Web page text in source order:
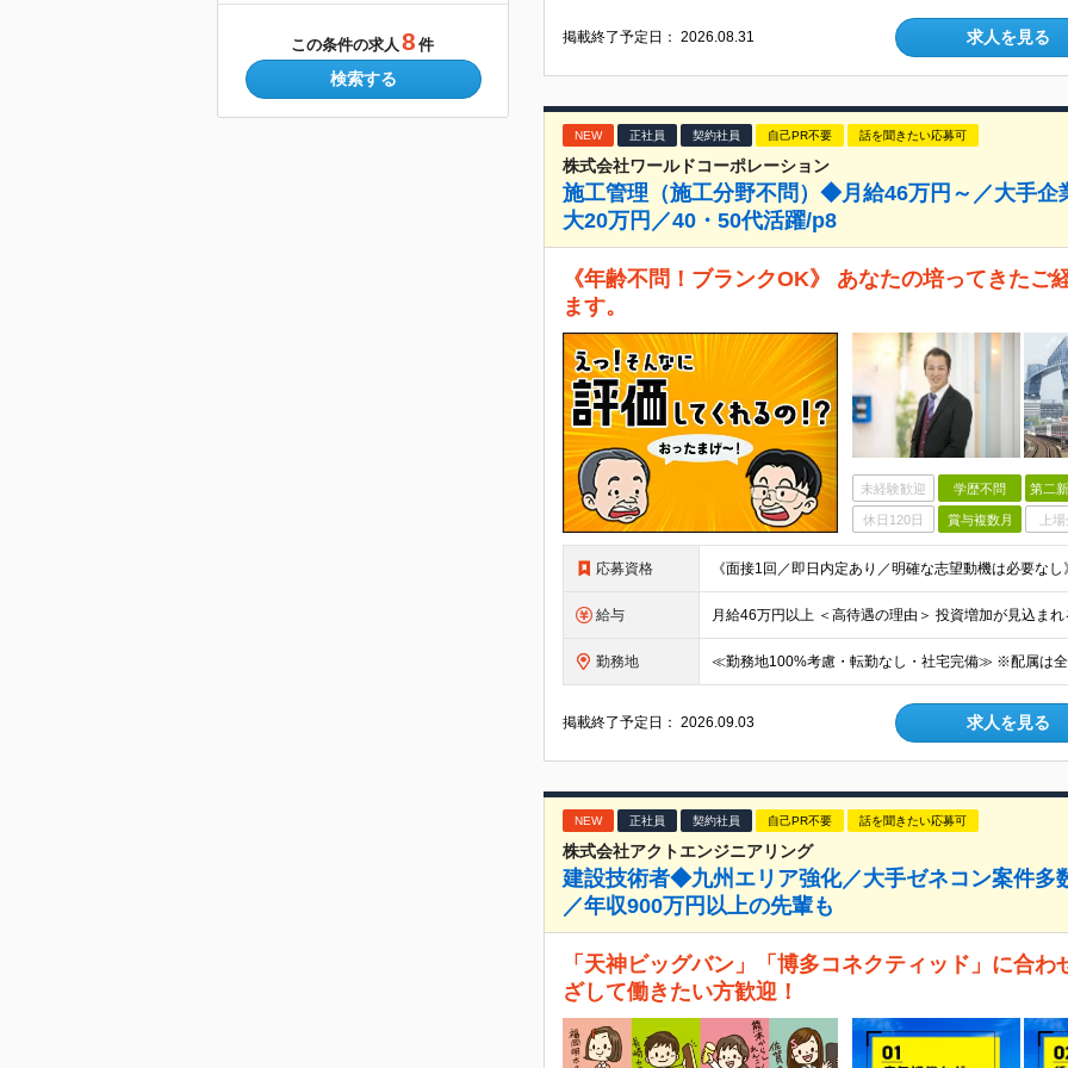
この条件の求人 8 件
検索する
掲載終了予定日：2026.08.31 求人を見る
NEW 正社員 契約社員 自己PR不要 話を聞きたい応募可
株式会社ワールドコーポレーション
施工管理（施工分野不問）◆月給46万円～／大手企
大20万円／40・50代活躍/p8
《年齢不問！ブランクOK》 あなたの培ってきたご
ます。
未経験歓迎 学歴不問 第二
休日120日 賞与複数月 上
応募資格
給与
勤務地
掲載終了予定日：2026.09.03 求人を見る
NEW 正社員 契約社員 自己PR不要 話を聞きたい応募可
株式会社アクトエンジニアリング
建設技術者◆九州エリア強化／大手ゼネコン案件多
／年収900万円以上の先輩も
「天神ビッグバン」「博多コネクティッド」に合
ざして働きたい方歓迎！